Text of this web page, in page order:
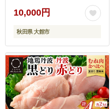
10,000円
秋田県 大館市